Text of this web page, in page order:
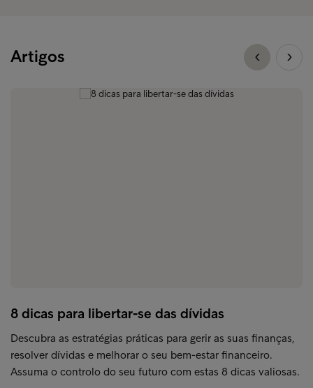
Artigos
8 dicas para libertar-se das dívidas
Descubra as estratégias práticas para gerir as suas finanças,
resolver dívidas e melhorar o seu bem-estar financeiro.
Assuma o controlo do seu futuro com estas 8 dicas valiosas.